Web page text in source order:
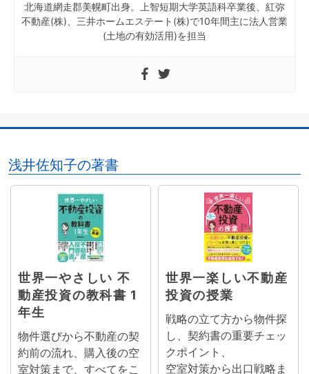
北海道網走郡美幌町出身。上智短期大学英語科卒業後、紅弥
不動産(株)、三井ホームエステート(株)で10年間主に法人営業
(土地の有効活用)を担当
浅井佐知子の著書
世界一やさしい 不
動産投資の教科書 1
年生
物件選びから不動産の契
約前の流れ、購入後の空
室対策まで、すべてをこ
世界一楽しい不動産
投資の授業
戦略の立て方から物件探
し、契約書の重要チェッ
クポイント、
空室対策から出口戦略ま